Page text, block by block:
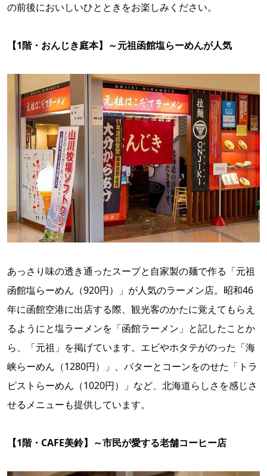
の前後においしいひとときをお楽しみください。
【1階・おんじき庭本】～元祖函館塩らーめんが人気
あっさり味の透き通ったスープと自家製の麺で作る「元祖
函館塩らーめん（920円）」が人気のラーメン店。昭和46
年に函館空港に出店する際、観光客のかたに覚えてもらえ
るようにと塩ラーメンを「函館ラーメン」と記したことか
ら、「元祖」を掲げています。エビやホタテがのった「海
峡らーめん（1280円）」、バターとコーンをのせた「トラ
ピストらーめん（1020円）」など、北海道らしさを感じさ
せるメニューも提供しています。
【1階・CAFE美鈴】～市民が愛する老舗コーヒー店